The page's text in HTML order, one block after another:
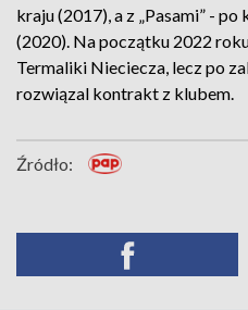
kraju (2017), a z „Pasami” -
(2020). Na początku 2022
Termaliki Nieciecza, lecz po
rozwiązal kontrakt z klubem.
Źródło: